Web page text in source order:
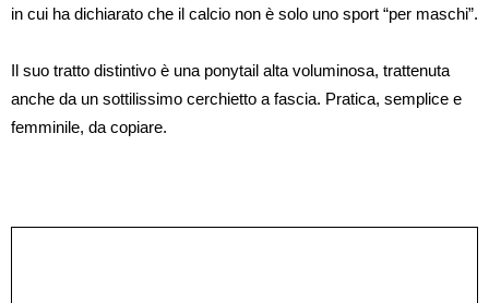
in cui ha dichiarato che il calcio non è solo uno sport “per maschi”.
Il suo tratto distintivo è una ponytail alta voluminosa, trattenuta
anche da un sottilissimo cerchietto a fascia. Pratica, semplice e
femminile, da copiare.